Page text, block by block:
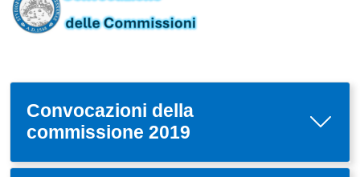
Convocazioni della
commissione 2019